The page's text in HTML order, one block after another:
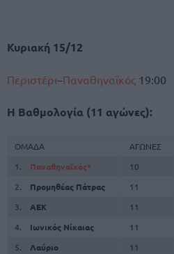
Κυριακή 15/12
Περιστέρι–Παναθηναϊκός 19:00
Η Βαθμολογία (11 αγώνες):
ΟΜΑΔΑ ΑΓΩΝΕΣ
1. Παναθηναϊκός* 10
2. Προμηθέας Πάτρας 11
3. ΑΕΚ 11
4. Ιωνικός Νίκαιας 11
5.
Λαύριο 11